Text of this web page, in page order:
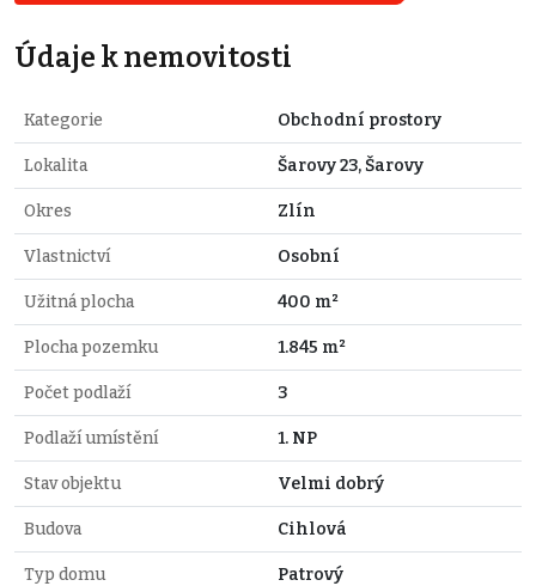
Údaje k nemovitosti
Kategorie Obchodní prostory
Lokalita Šarovy 23, Šarovy
Okres Zlín
Vlastnictví Osobní
Užitná plocha 400 m²
Plocha pozemku 1.845 m²
Počet podlaží 3
Podlaží umístění 1. NP
Stav objektu Velmi dobrý
Budova Cihlová
Typ domu Patrový